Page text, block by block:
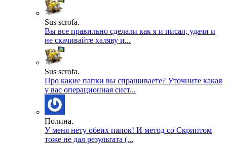
Sus scrofa.
Вы все правильно сделали как я и писал, удачи и
не скачивайте халяву и...
Sus scrofa.
Про какие папки вы спрашиваете? Уточните какая
у вас операционная сист...
Полина.
У меня нету обеих папок! И метод со Скриптом
тоже не дал результата (...